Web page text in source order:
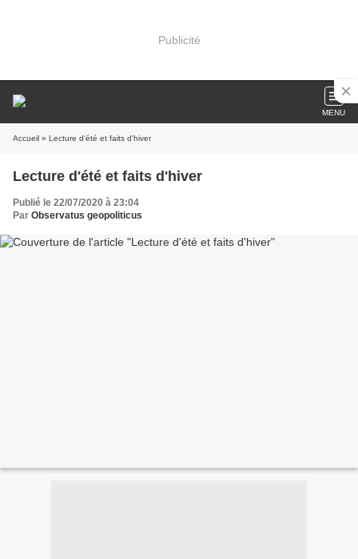
Publicité
MENU
Accueil » Lecture d'été et faits d'hiver
Lecture d'été et faits d'hiver
Publié le 22/07/2020 à 23:04
Par Observatus geopoliticus